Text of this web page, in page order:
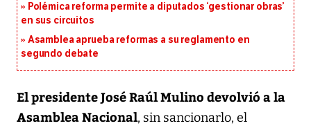
Polémica reforma permite a diputados ‘gestionar obras’
en sus circuitos
Asamblea aprueba reformas a su reglamento en
segundo debate
El presidente José Raúl Mulino devolvió a la
Asamblea Nacional, sin sancionarlo, el